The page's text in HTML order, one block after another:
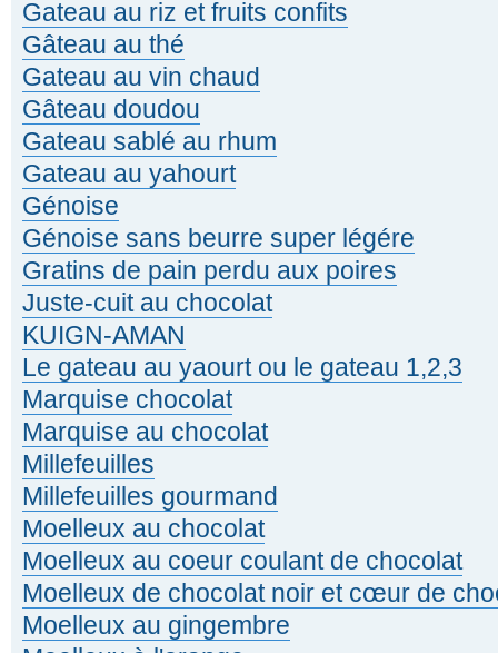
Gateau au riz et fruits confits
Gâteau au thé
Gateau au vin chaud
Gâteau doudou
Gateau sablé au rhum
Gateau au yahourt
Génoise
Génoise sans beurre super légére
Gratins de pain perdu aux poires
Juste-cuit au chocolat
KUIGN-AMAN
Le gateau au yaourt ou le gateau 1,2,3
Marquise chocolat
Marquise au chocolat
Millefeuilles
Millefeuilles gourmand
Moelleux au chocolat
Moelleux au coeur coulant de chocolat
Moelleux de chocolat noir et cœur de
Moelleux au gingembre